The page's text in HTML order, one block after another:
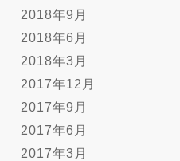
2018年9月
2018年6月
2018年3月
2017年12月
2017年9月
2017年6月
2017年3月